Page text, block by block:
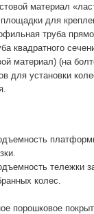
материал
для
труба
квадратного
материал) (на
для установки
тележки
колес.
порошковое